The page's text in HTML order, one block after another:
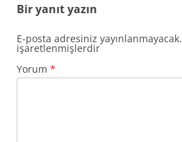
Bir yanıt yazın
E-posta adresiniz yayınlanmayacak.
işaretlenmişlerdir
Yorum *